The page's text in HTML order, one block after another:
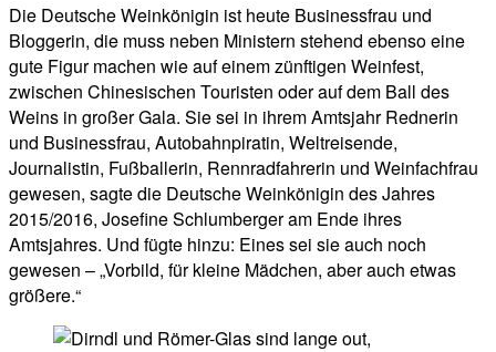
Die Deutsche Weinkönigin ist heute Businessfrau und
Bloggerin, die muss neben Ministern stehend ebenso eine
gute Figur machen wie auf einem zünftigen Weinfest,
zwischen Chinesischen Touristen oder auf dem Ball des
Weins in großer Gala. Sie sei in ihrem Amtsjahr Rednerin
und Businessfrau, Autobahnpiratin, Weltreisende,
Journalistin, Fußballerin, Rennradfahrerin und Weinfachfrau
gewesen, sagte die Deutsche Weinkönigin des Jahres
2015/2016, Josefine Schlumberger am Ende ihres
Amtsjahres. Und fügte hinzu: Eines sei sie auch noch
gewesen – „Vorbild, für kleine Mädchen, aber auch etwas
größere.“